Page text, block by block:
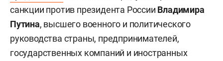
санкции против президента России Владимира
Путина, высшего военного и политического
руководства страны, предпринимателей,
государственных компаний и иностранных